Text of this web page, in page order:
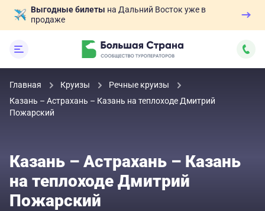
Выгодные билеты на Дальний Восток уже в
продаже
Главная Круизы
Речные круизы
Казань – Астрахань – Казань на теплоходе Дмитрий
Пожарский
Казань – Астрахань – Казань
на теплоходе Дмитрий
Пожарский